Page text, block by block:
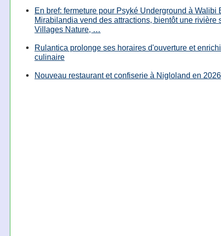
En bref: fermeture pour Psyké Underground à Walibi
Mirabilandia vend des attractions, bientôt une rivière
Villages Nature, …
Rulantica prolonge ses horaires d'ouverture et
culinaire
Nouveau restaurant et confiserie à Nigloland en 2026